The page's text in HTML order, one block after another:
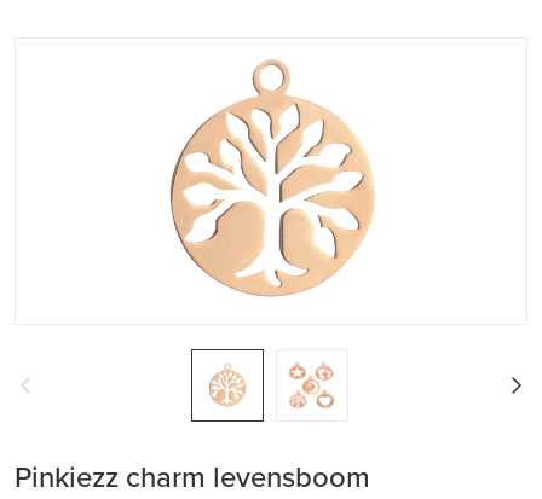
Pinkiezz charm levensboom